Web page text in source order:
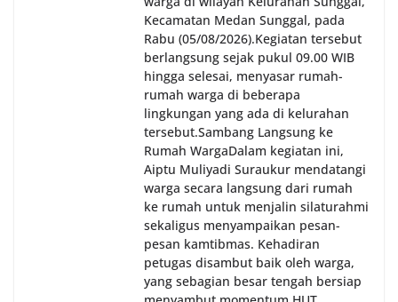
Kecamatan Medan Sunggal, pada
Rabu (05/08/2026).‎‎Kegiatan tersebut
berlangsung sejak pukul 09.00 WIB
hingga selesai, menyasar rumah-
rumah warga di beberapa
lingkungan yang ada di kelurahan
tersebut.‎Sambang Langsung ke
Rumah Warga‎Dalam kegiatan ini,
Aiptu Muliyadi Suraukur mendatangi
warga secara langsung dari rumah
ke rumah untuk menjalin silaturahmi
sekaligus menyampaikan pesan-
pesan kamtibmas. Kehadiran
petugas disambut baik oleh warga,
yang sebagian besar tengah bersiap